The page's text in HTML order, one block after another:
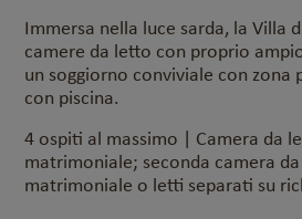
Immersa nella luce sarda, la Villa
camere da letto con proprio
un soggiorno conviviale con zona
con piscina.
4 ospiti al massimo | Camera da
matrimoniale; seconda camera
matrimoniale o letti separati su